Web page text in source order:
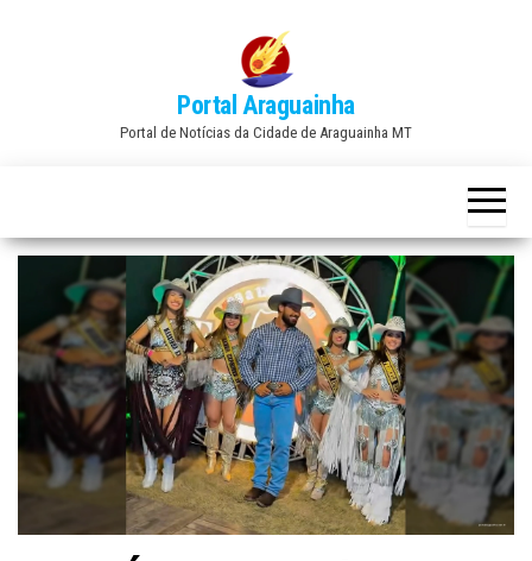
Portal Araguainha
Portal de Notícias da Cidade de Araguainha MT